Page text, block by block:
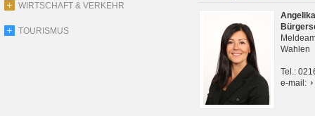
WIRTSCHAFT & VERKEHR
TOURISMUS
Wahlen
Tel.:
e-mail: